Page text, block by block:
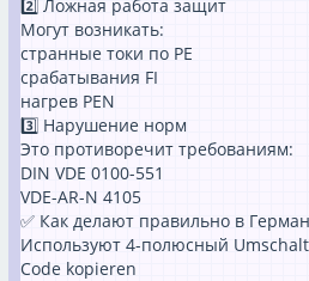
2️⃣ Ложная работа защит
Могут возникать:
странные токи по PE
срабатывания FI
нагрев PEN
3️⃣ Нарушение норм
Это противоречит требованиям:
DIN VDE 0100-551
VDE-AR-N 4105
✅ Как делают правильно в
Используют 4-полюсный
Code kopieren